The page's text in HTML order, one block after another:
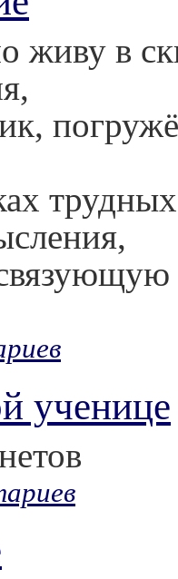
живу в
трудных
ученице